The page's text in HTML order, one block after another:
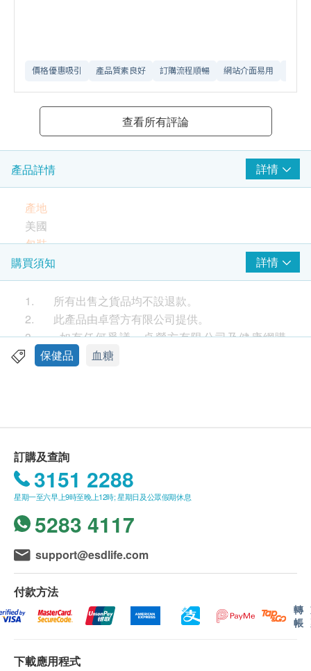
價格優惠吸引 產品質素良好 訂購流程順暢 網站介面易用
查看所有評論
產品詳情 詳情
產地
美國
包裝
60 膠囊
產品詳情
卓營方樂糖素含胡蘆巴籽、印度武靴葉萃、巴拿巴葉
精華等。胡蘆巴籽能幫助控制血液中三酸甘油酯及低
密度脂蛋白，促進您的心血管健康。印度武靴葉萃能
控制食慾和抑制身體吸收糖份，使糖份經消化系統排
出體外。巴拿巴葉精華含多種天然的營養素，具有抗
卓營方全線產品均按國際優質標準cGMP(優良製造規
範）生產及製造，確保產品安全、穩定、高效，是現
代都市人的信心之選。
服法
成人每天口服1次，每次1-2粒，或遵照醫生指示服用
成份
每兩粒含：
印度武靴葉萃150毫克、葫蘆巴籽250毫克、肉桂皮
100毫克、巴拿巴葉50毫克、硫辛酸 100毫克、鉻離
子100微克、生物素 1毫克、鎂20毫克
購買須知 詳情
1. 所有出售之貨品均不設退款。
2. 此產品由卓營方有限公司提供。
3. 如有任何爭議，卓營方有限公司及健康網購
health.ESDlife保留最終決議權。
洲、坪洲）或偏遠地區，需額外收取附加費
HK$20（不論賬單總額）。卓營方會於送貨前透過電
話或電郵通知顧客再作安排。
3. 我們將於確定訂單後3-5個工作天內安排發貨。
4. 不排除運送時間會因節日而有所影響。當八號
烈風訊號懸掛或黑色暴雨警告生效時，送貨服務時間
將會延遲。
5. 所有訂單須視乎相關貨品的供應情況再作最後
確認。倘若健康網購health.ESDlife未能提供任何訂單
上的貨品，健康網購health.ESDlife有權拒絕接受該訂
排。
保健品 血糖
訂購及查詢
3151 2288
星期一至六早上9時至晚上12時; 星期日及公眾假期休息
5283 4117
support@esdlife.com
付款方法
轉
帳
下載應用程式